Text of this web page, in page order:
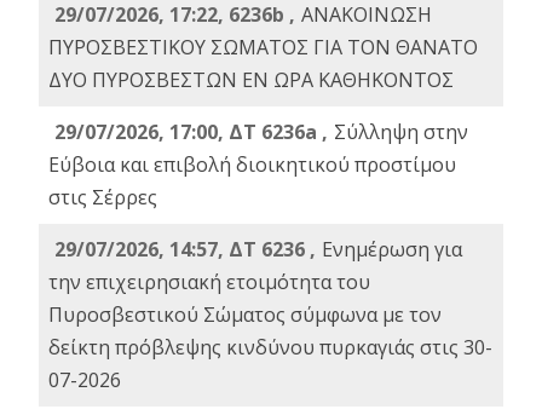
29/07/2026, 17:22, 6236b , ΑΝΑΚΟΙΝΩΣΗ
ΠΥΡΟΣΒΕΣΤΙΚΟΥ ΣΩΜΑΤΟΣ ΓΙΑ ΤΟΝ ΘΑΝΑΤΟ
ΔΥΟ ΠΥΡΟΣΒΕΣΤΩΝ ΕΝ ΩΡΑ ΚΑΘΗΚΟΝΤΟΣ
29/07/2026, 17:00, ΔΤ 6236a , Σύλληψη στην
Εύβοια και επιβολή διοικητικού προστίμου
στις Σέρρες
29/07/2026, 14:57, ΔΤ 6236 , Ενημέρωση για
την επιχειρησιακή ετοιμότητα του
Πυροσβεστικού Σώματος σύμφωνα με τον
δείκτη πρόβλεψης κινδύνου πυρκαγιάς στις 30-
07-2026